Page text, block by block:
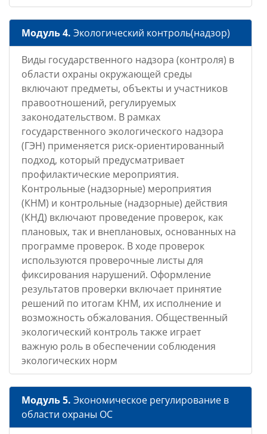
Модуль 4. Экологический контроль(надзор)
Виды государственного надзора (контроля) в
области охраны окружающей среды
включают предметы, объекты и участников
правоотношений, регулируемых
законодательством. В рамках
государственного экологического надзора
(ГЭН) применяется риск-ориентированный
подход, который предусматривает
профилактические мероприятия.
Контрольные (надзорные) мероприятия
(КНМ) и контрольные (надзорные) действия
(КНД) включают проведение проверок, как
плановых, так и внеплановых, основанных на
программе проверок. В ходе проверок
используются проверочные листы для
фиксирования нарушений. Оформление
результатов проверки включает принятие
решений по итогам КНМ, их исполнение и
возможность обжалования. Общественный
экологический контроль также играет
важную роль в обеспечении соблюдения
экологических норм
Модуль 5. Экономическое регулирование в
области охраны ОС